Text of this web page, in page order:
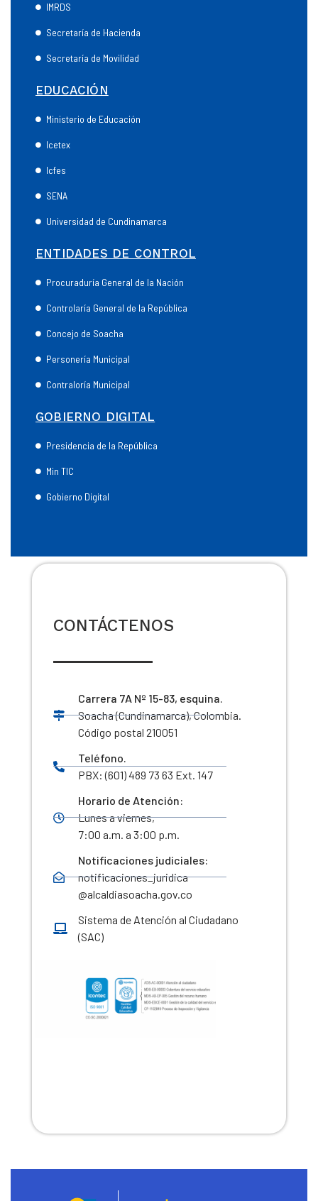
IMRDS
Secretaría de Hacienda
Secretaría de Movilidad
EDUCACIÓN
Ministerio de Educación
Icetex
Icfes
SENA
Universidad de Cundinamarca
ENTIDADES DE CONTROL
Procuraduría General de la Nación
Controlaría General de la República
Concejo de Soacha
Personería Municipal
Contraloría Municipal
GOBIERNO DIGITAL
Presidencia de la República
Min TIC
Gobierno Digital
CONTÁCTENOS
Carrera 7A Nº 15-83, esquina.
Soacha (Cundinamarca), Colombia.
Código postal 210051
Teléfono.
PBX: (601) 489 73 63 Ext. 147
Horario de Atención:
Lunes a viernes,
7:00 a.m. a 3:00 p.m.
Notificaciones judiciales:
notificaciones_juridica
@alcaldiasoacha.gov.co
Sistema de Atención al Ciudadano
(SAC)